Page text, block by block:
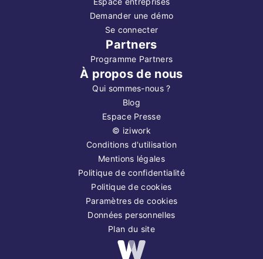
Demander une démo
Se connecter
Partners
Programme Partners
À propos de nous
Qui sommes-nous ?
Blog
Espace Presse
© iziwork
Conditions d'utilisation
Mentions légales
Politique de confidentialité
Politique de cookies
Paramètres de cookies
Données personnelles
Plan du site